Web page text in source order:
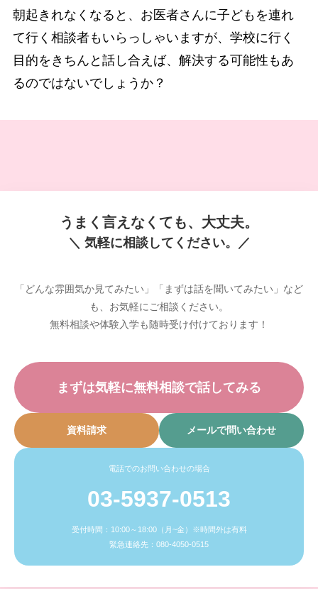
朝起きれなくなると、お医者さんに子どもを連れ
て行く相談者もいらっしゃいますが、学校に行く
目的をきちんと話し合えば、解決する可能性もあ
るのではないでしょうか？
うまく言えなくても、大丈夫。
＼ 気軽に相談してください。／
「どんな雰囲気か見てみたい」「まずは話を聞いてみたい」など
も、お気軽にご相談ください。
無料相談や体験入学も随時受け付けております！
まずは気軽に無料相談で話してみる
資料請求 メールで問い合わせ
電話でのお問い合わせの場合
03-5937-0513
受付時間：10:00～18:00（月~金）※時間外は有料
緊急連絡先：080-4050-0515